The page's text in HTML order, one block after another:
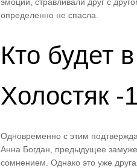
определенно не спасла.
Кто будет
Холостяк -
Одновременно с этим
Анна Богдан, предыдущее
сомнением. Однако это уже